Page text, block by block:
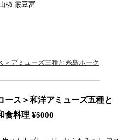
椒 霰豆冨
＞アミューズ三種と糸島ポーク
ース＞和洋アミューズ五種と
食料理 ¥6000